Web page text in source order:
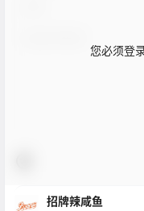
您必须登
招牌辣咸鱼